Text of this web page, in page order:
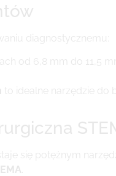
diagnostycznemu:
od 6,8 mm do 11,5
to idealne narzędzie do
się potężnym